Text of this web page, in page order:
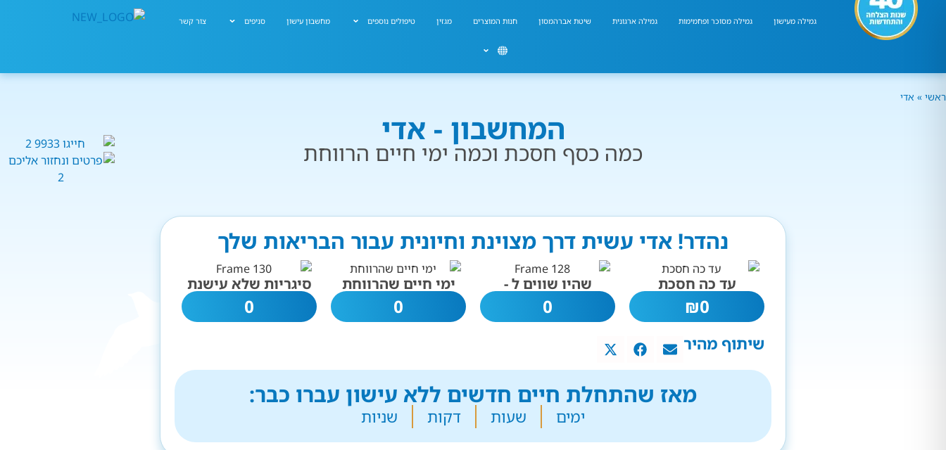
גמילה מעישון גמילה מסוכר ופחמימות גמילה ארגונית שיטת אברהמסון חנות המוצרים מגזין טיפולים נוספים מחשבון עישון סניפים צור קשר
ראשי » אדי
המחשבון - אדי
כמה כסף חסכת וכמה ימי חיים הרווחת
נהדר! אדי עשית דרך מצוינת וחיונית עבור הבריאות שלך
עד כה חסכת
0
₪
שהיו שווים ל -
0
ימי חיים שהרווחת
0
סיגריות שלא עישנת
0
שיתוף מהיר
מאז שהתחלת חיים חדשים ללא עישון עברו כבר:
ימים שעות דקות שניות